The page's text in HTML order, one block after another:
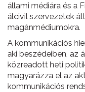
állami médiára és a
álcivil szervezetek
magánmédiumokra.
A kommunikációs
aki beszédeiben, az
közreadott heti
magyarázza el az
kommunikációs